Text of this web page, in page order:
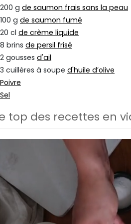
200 g de saumon frais sans la peau
100 g de saumon fumé
20 cl de crème liquide
8 brins de persil frisé
2 gousses d'ail
3 cuillères à soupe d'huile d’olive
Poivre
Sel
top des recettes en